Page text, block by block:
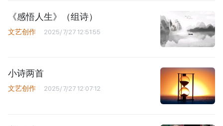
《感悟人生》（组诗）
文艺创作 2025/7/27 12:51:55
小诗两首
文艺创作 2025/7/27 12:07:12